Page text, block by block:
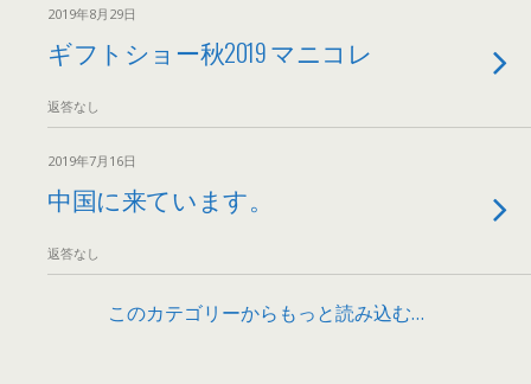
2019年8月29日
ギフトショー秋2019 マニコレ
返答なし
2019年7月16日
中国に来ています。
返答なし
このカテゴリーからもっと読み込む…